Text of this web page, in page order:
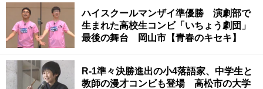
ハイスクールマンザイ準優勝 演劇部で
生まれた高校生コンビ「いちょう劇団」
最後の舞台 岡山市【青春のキセキ】
R-1準々決勝進出の小4落語家、中学生と
教師の漫才コンビも登場 高松市の大学